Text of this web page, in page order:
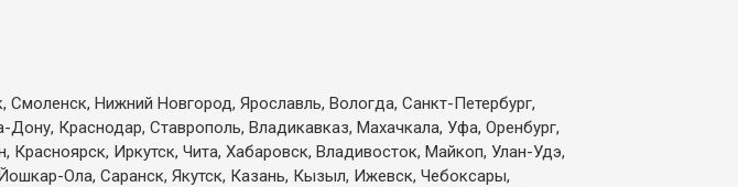
Смоленск, Нижний Новгород, Ярославль, Вологда, Санкт-Петербург,
Краснодар, Ставрополь, Владикавказ, Махачкала, Уфа, Оренбург,
Иркутск, Чита, Хабаровск, Владивосток, Майкоп, Улан-Удэ,
Ола, Саранск, Якутск, Казань, Кызыл, Ижевск, Чебоксары,